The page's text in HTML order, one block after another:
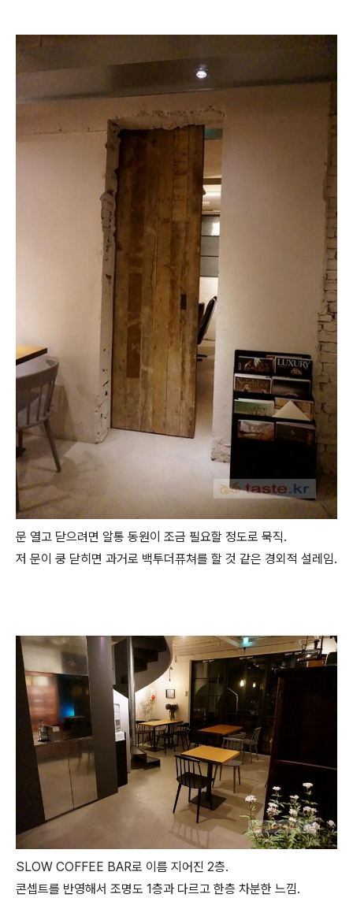
문 열고 닫으려면 알통 동원이 조금 필요할 정도로 묵직.
저 문이 쿵 닫히면 과거로 백투더퓨쳐를 할 것 같은 경외적 설레임.
SLOW COFFEE BAR로 이름 지어진 2층.
콘셉트를 반영해서 조명도 1층과 다르고 한층 차분한 느낌.